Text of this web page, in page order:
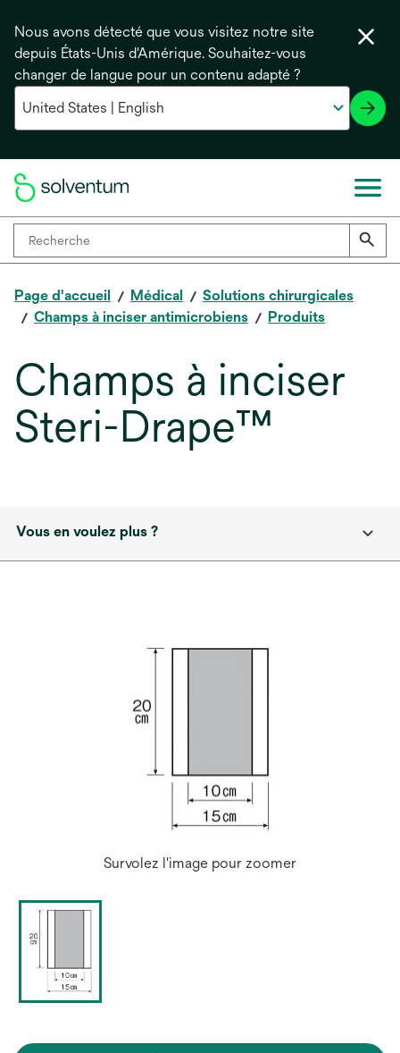
Nous avons détecté que vous visitez notre site
depuis États-Unis d'Amérique. Souhaitez-vous
changer de langue pour un contenu adapté ?
Page d'accueil Médical
Solutions chirurgicales
Champs à inciser antimicrobiens
Produits
Champs à inciser
Steri-Drape™
Vous en voulez plus ?
Survolez l'image pour zoomer